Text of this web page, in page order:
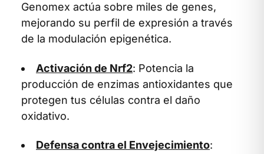
Genomex actúa sobre miles de genes,
mejorando su perfil de expresión a través
de la modulación epigenética.
Activación de Nrf2: Potencia la
producción de enzimas antioxidantes que
protegen tus células contra el daño
oxidativo.
Defensa contra el Envejecimiento: